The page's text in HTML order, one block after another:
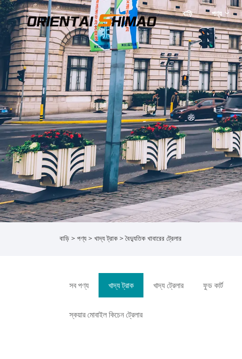
বাড়ি পণ্য
বাড়ি > পণ্য > খাদ্য ট্রাক > বৈদ্যুতিক খাবারের ট্রেলার
সব পণ্য খাদ্য ট্রাক খাদ্য ট্রেলার ফুড কার্ট
স্কয়ার মোবাইল কিচেন ট্রেলার